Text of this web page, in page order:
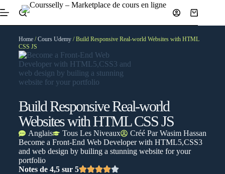
Home/Cours Udemy/ Build Responsive Real-world Websites with HTML
CSS JS
Build Responsive Real-world
Websites with HTML CSS JS
Anglais Tous Les Niveaux Créé ParWasim Hassan
Become a Front-End Web Developer with HTML5,CSS3
and web design by builing a stunning website for your
portfolio
Notes de 4,5 sur 5